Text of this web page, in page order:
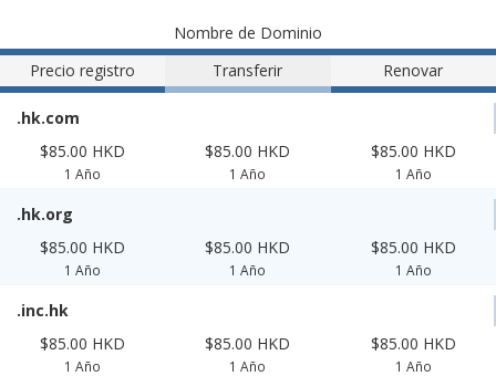
Nombre de Dominio
Precio registro
Transferir Renovar
.hk.com
$85.00 HKD
1 Año
$85.00 HKD
1 Año
$85.00 HKD
1 Año
.hk.org
$85.00 HKD
1 Año
$85.00 HKD
1 Año
$85.00 HKD
1 Año
.inc.hk
$85.00 HKD
1 Año
$85.00 HKD
1 Año
$85.00 HKD
1 Año